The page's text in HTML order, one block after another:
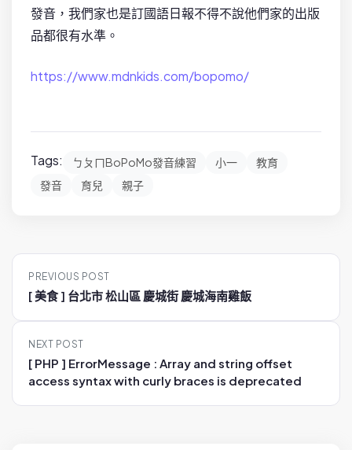
發音，我們家也是訂國語日報不得不說他們家的出版
品都很有水準。
https://www.mdnkids.com/bopomo/
Tags: ㄅㄆㄇBoPoMo發音練習 小一
教育
發音
育兒 親子
P
t
PREVIOUS POST
[ 美食 ] 台北市 松山區 慶城街 慶城海南雞飯
NEXT POST
[ PHP ] ErrorMessage : Array and string offset
access syntax with curly braces is deprecated